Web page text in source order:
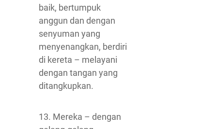
baik, bertumpuk
anggun dan dengan
senyuman yang
menyenangkan, berdiri
di kereta – melayani
dengan tangan yang
ditangkupkan.
13. Mereka – dengan